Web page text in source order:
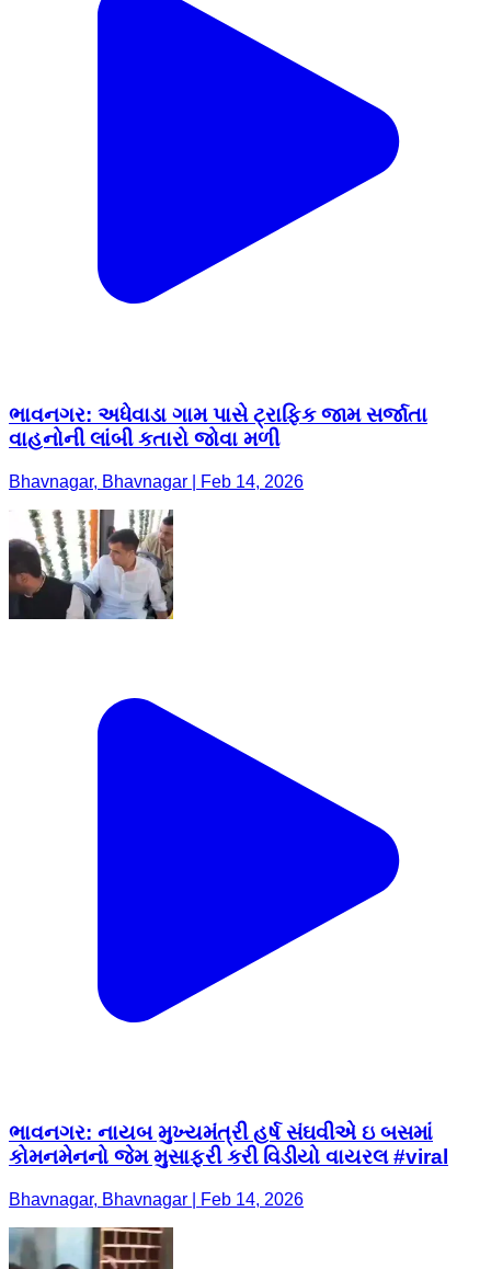
ભાવનગર: અધેવાડા ગામ પાસે ટ્રાફિક જામ સર્જાતા
વાહનોની લાંબી કતારો જોવા મળી
Bhavnagar, Bhavnagar | Feb 14, 2026
ભાવનગર: નાયબ મુખ્યમંત્રી હર્ષ સંઘવીએ ઇ બસમાં
કોમનમેનનો જેમ મુસાફરી કરી વિડીયો વાયરલ #viral
Bhavnagar, Bhavnagar | Feb 14, 2026